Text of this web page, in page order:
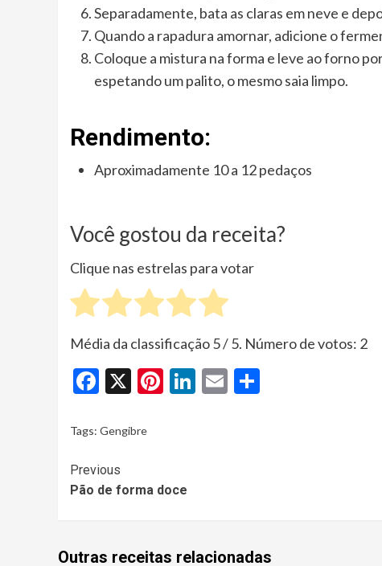
Separadamente, bata as claras em neve e
Quando a rapadura amornar, adicione o
Coloque a mistura na forma e leve ao forno
espetando um palito, o mesmo saia limpo.
Rendimento:
Aproximadamente 10 a 12 pedaços
Você gostou da receita?
Clique nas estrelas para votar
Média da classificação5/ 5. Número de votos: 2
Facebook
X Pinterest
LinkedIn
Email
Tags: Gengibre
Continue
Reading
Previous
Pão de forma doce
Outras receitas relacionadas